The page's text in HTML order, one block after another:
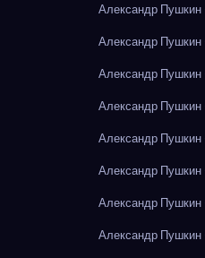
Александр
Александр
Александр
Александр
Александр
Александр
Александр
Александр